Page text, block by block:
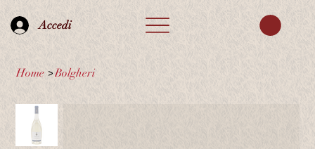
Accedi
Home >Bolgheri